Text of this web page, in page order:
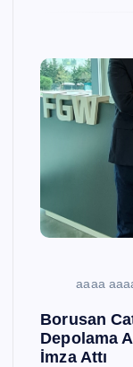
aaaa
Borusan
Depolama
İmza Attı